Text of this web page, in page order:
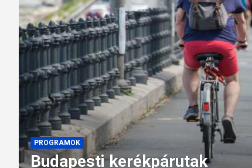
PROGRAMOK
Budapesti kerékpárutak